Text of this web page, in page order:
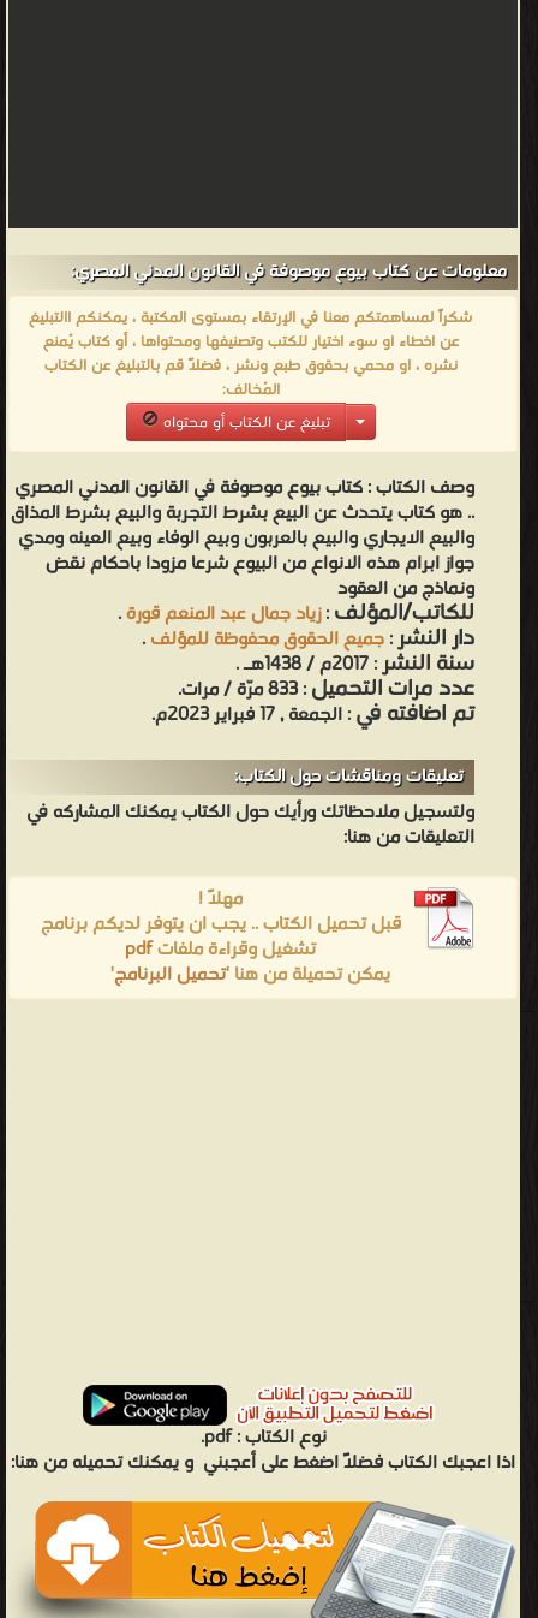
معلومات عن كتاب بيوع موصوفة في القانون المدني المصري:
شكراً لمساهمتكم معنا في الإرتقاء بمستوى المكتبة ، يمكنكم االتبليغ
عن اخطاء او سوء اختيار للكتب وتصنيفها ومحتواها ، أو كتاب يُمنع
نشره ، او محمي بحقوق طبع ونشر ، فضلاً قم بالتبليغ عن الكتاب
المُخالف:
تبليغ عن الكتاب أو محتواه
وصف الكتاب :كتاب بيوع موصوفة في القانون المدني المصري
.. هو كتاب يتحدث عن البيع بشرط التجربة والبيع بشرط المذاق
والبيع الايجاري والبيع بالعربون وبيع الوفاء وبيع العينه ومدي
جواز ابرام هذه الانواع من البيوع شرعا مزودا باحكام نقض
ونماذج من العقود
للكاتب/المؤلف:زياد جمال عبد المنعم قورة.
دار النشر:جميع الحقوق محفوظة للمؤلف.
سنة النشر: 2017م / 1438هـ .
عدد مرات التحميل: 833 مرّة / مرات.
تم اضافته في: الجمعة , 17 فبراير 2023م.
تعليقات ومناقشات حول الكتاب:
ولتسجيل ملاحظاتك ورأيك حول الكتاب يمكنك المشاركه في
التعليقات من هنا:
مهلاً !
قبل تحميل الكتاب .. يجب ان يتوفر لديكم برنامج
تشغيل وقراءة ملفاتpdf
يمكن تحميلة من هنا 'تحميل البرنامج'
نوع الكتاب :pdf.
اذا اعجبك الكتاب فضلاً اضغط على أعجبني و يمكنك تحميله من هنا: